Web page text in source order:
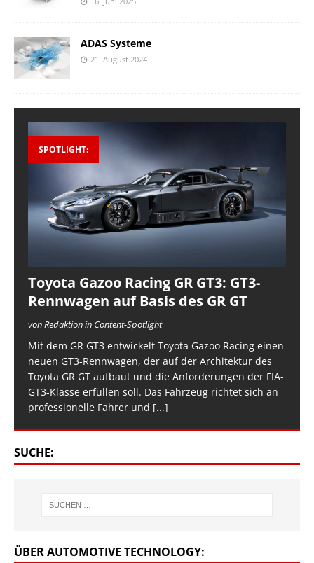
ADAS Systeme
21. August 2024
SPOTLIGHT:
Toyota Gazoo Racing GR GT3: GT3-
Rennwagen auf Basis des GR GT
von Redaktion in Content-Spotlight
Mit dem GR GT3 entwickelt Toyota Gazoo Racing einen
neuen GT3-Rennwagen, der auf der Architektur des
Toyota GR GT aufbaut und die Anforderungen der FIA-
GT3-Klasse erfüllen soll. Das Fahrzeug richtet sich an
professionelle Fahrer und [...]
SUCHE:
ÜBER AUTOMOTIVE TECHNOLOGY: